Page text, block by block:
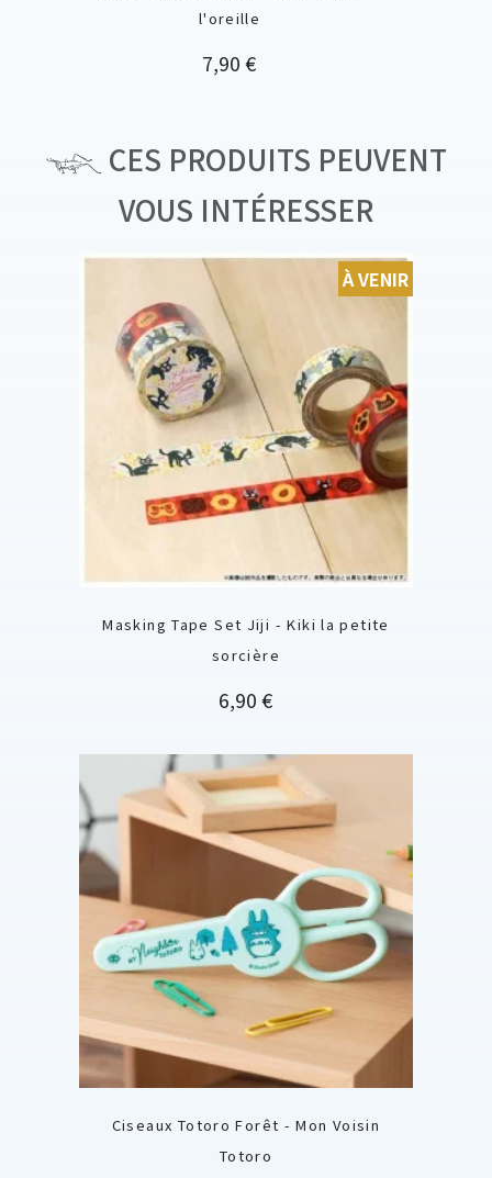
l'oreille
Prix
7,90 €
CES PRODUITS PEUVENT
VOUS INTÉRESSER
Masking Tape Set Jiji - Kiki la petite
sorcière
Prix
6,90 €
À VENIR
Ciseaux Totoro Forêt - Mon Voisin
Totoro